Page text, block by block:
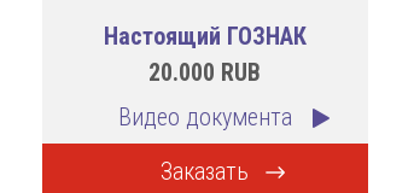
Настоящий ГОЗНАК
20.000 RUB
Видео документа
Заказать